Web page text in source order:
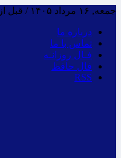
جمعه, ۱۶ مرداد ۱۴۰۵ / قبل از ظهر /
درباره ما
تماس با ما
فـال روزانـه
فال حافظ
RSS